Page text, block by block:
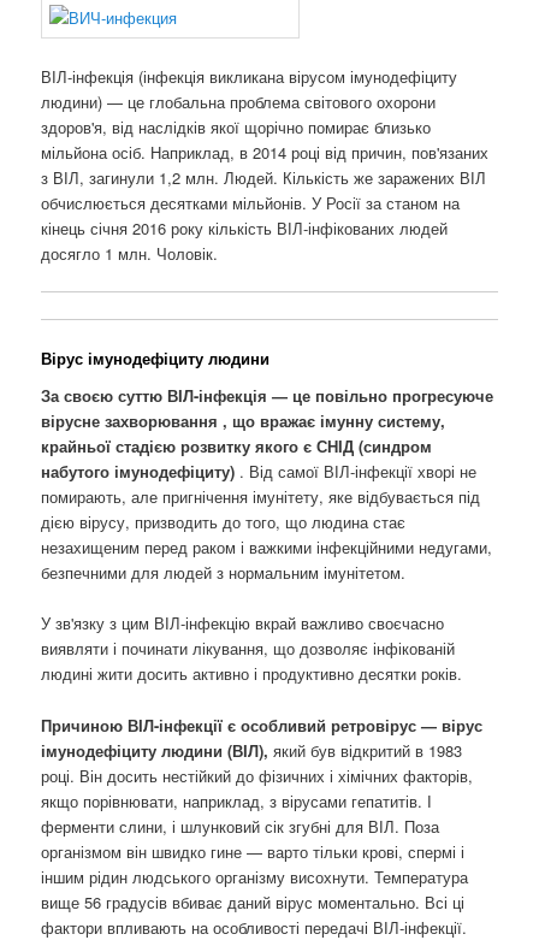
ВІЛ-інфекція (інфекція викликана вірусом імунодефіциту
людини) — це глобальна проблема світового охорони
здоров'я, від наслідків якої щорічно помирає близько
мільйона осіб. Наприклад, в 2014 році від причин, пов'язаних
з ВІЛ, загинули 1,2 млн. Людей. Кількість же заражених ВІЛ
обчислюється десятками мільйонів. У Росії за станом на
кінець січня 2016 року кількість ВІЛ-інфікованих людей
досягло 1 млн. Чоловік.
Вірус імунодефіциту людини
За своєю суттю ВІЛ-інфекція — це повільно прогресуюче
вірусне захворювання , що вражає імунну систему,
крайньої стадією розвитку якого є СНІД (синдром
набутого імунодефіциту) . Від самої ВІЛ-інфекції хворі не
помирають, але пригнічення імунітету, яке відбувається під
дією вірусу, призводить до того, що людина стає
незахищеним перед раком і важкими інфекційними недугами,
безпечними для людей з нормальним імунітетом.
У зв'язку з цим ВІЛ-інфекцію вкрай важливо своєчасно
виявляти і починати лікування, що дозволяє інфікованій
людині жити досить активно і продуктивно десятки років.
Причиною ВІЛ-інфекції є особливий ретровірус — вірус
імунодефіциту людини (ВІЛ),який був відкритий в 1983
році. Він досить нестійкий до фізичних і хімічних факторів,
якщо порівнювати, наприклад, з вірусами гепатитів. І
ферменти слини, і шлунковий сік згубні для ВІЛ. Поза
організмом він швидко гине — варто тільки крові, спермі і
іншим рідин людського організму висохнути. Температура
вище 56 градусів вбиває даний вірус моментально. Всі ці
фактори впливають на особливості передачі ВІЛ-інфекції.